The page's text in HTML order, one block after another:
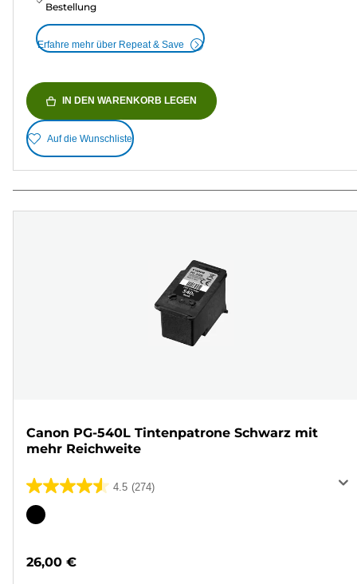
Bestellung
Erfahre mehr über Repeat & Save
IN DEN WARENKORB LEGEN
Auf die Wunschliste
Canon PG-540L Tintenpatrone Schwarz mit
mehr Reichweite
4.5 (274)
4.5
von
274
Farbpatrone
26,00 €